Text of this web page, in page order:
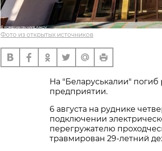
Фото из открытых источников
На "Беларуськалии" погиб
предприятии.
6 августа на руднике
подключении
перегружателю
травмирован 29-летний